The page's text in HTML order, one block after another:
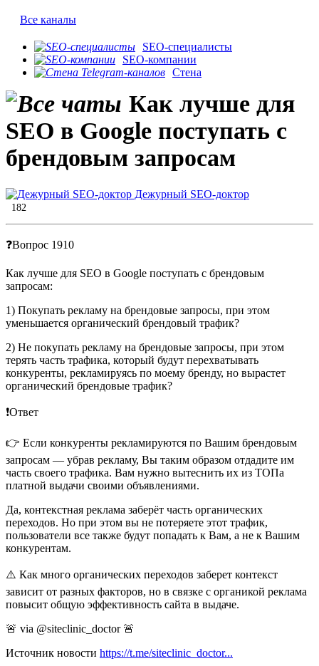
Все каналы
SEO-специалисты
SEO-компании
Стена
Как лучше для
SEO в Google поступать с
брендовым запросам
Дежурный SEO-доктор
182
❓Вопрос 1910
Как лучше для SEO в Google поступать с брендовым
запросам:
1) Покупать рекламу на брендовые запросы, при этом
уменьшается органический брендовый трафик?
2) Не покупать рекламу на брендовые запросы, при этом
терять часть трафика, который будут перехватывать
конкуренты, рекламируясь по моему бренду, но вырастет
органический брендовые трафик?
❗️Ответ
👉 Если конкуренты рекламируются по Вашим брендовым
запросам — убрав рекламу, Вы таким образом отдадите им
часть своего трафика. Вам нужно вытеснить их из ТОПа
платной выдачи своими объявлениями.
Да, контекстная реклама заберёт часть органических
переходов. Но при этом вы не потеряете этот трафик,
пользователи все также будут попадать к Вам, а не к Вашим
конкурентам.
⚠️ Как много органических переходов заберет контекст
зависит от разных факторов, но в связке с органикой реклама
повысит общую эффективность сайта в выдаче.
🚨 via @siteclinic_doctor 🚨
Источник новости https://t.me/siteclinic_doctor...